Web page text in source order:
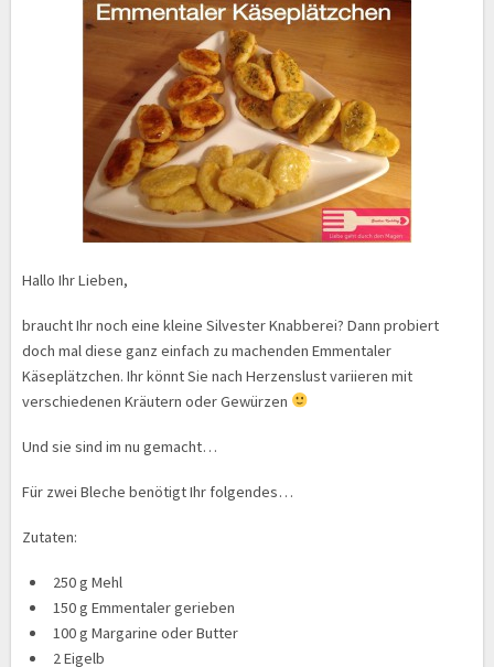
Hallo Ihr Lieben,
braucht Ihr noch eine kleine Silvester Knabberei? Dann probiert
doch mal diese ganz einfach zu machenden Emmentaler
Käseplätzchen. Ihr könnt Sie nach Herzenslust variieren mit
verschiedenen Kräutern oder Gewürzen
Und sie sind im nu gemacht…
Für zwei Bleche benötigt Ihr folgendes…
Zutaten:
250 g Mehl
150 g Emmentaler gerieben
100 g Margarine oder Butter
2 Eigelb